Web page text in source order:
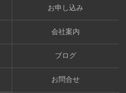
お申し込み
会社案内
ブログ
お問合せ